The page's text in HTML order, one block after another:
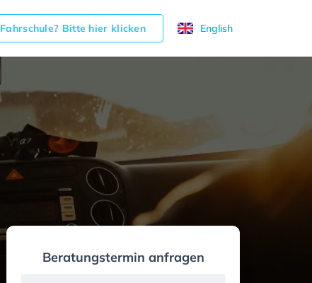
Fahrschule? Bitte hier klicken English
Beratungstermin anfragen